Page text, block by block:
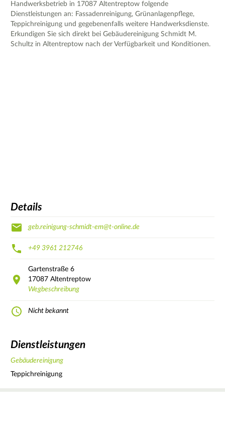
Handwerksbetrieb in 17087 Altentreptow folgende
Dienstleistungen an: Fassadenreinigung, Grünanlagenpflege,
Teppichreinigung und gegebenenfalls weitere Handwerksdienste.
Erkundigen Sie sich direkt bei Gebäudereinigung Schmidt M.
Schultz in Altentreptow nach der Verfügbarkeit und Konditionen.
Details
geb.reinigung-schmidt-em@t-online.de
+49 3961 212746
Gartenstraße 6
17087 Altentreptow
Wegbeschreibung
Nicht bekannt
Dienstleistungen
Gebäudereinigung
Teppichreinigung